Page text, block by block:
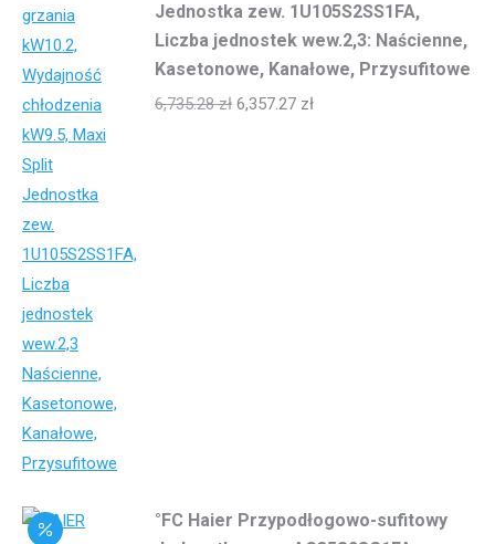
Jednostka zew. 1U105S2SS1FA,
Liczba jednostek wew.2,3: Naścienne,
Kasetonowe, Kanałowe, Przysufitowe
6,735.28zł 6,357.27 zł
°FC Haier Przypodłogowo-sufitowy